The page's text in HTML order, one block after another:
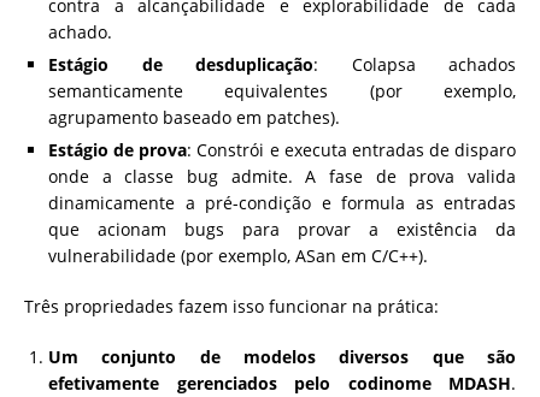
contra a alcançabilidade e explorabilidade de cada
achado.
Estágio de desduplicação: Colapsa achados
semanticamente equivalentes (por exemplo,
agrupamento baseado em patches).
Estágio de prova: Constrói e executa entradas de disparo
onde a classe bug admite. A fase de prova valida
dinamicamente a pré-condição e formula as entradas
que acionam bugs para provar a existência da
vulnerabilidade (por exemplo, ASan em C/C++).
Três propriedades fazem isso funcionar na prática:
Um conjunto de modelos diversos que são
efetivamente gerenciados pelo codinome MDASH.